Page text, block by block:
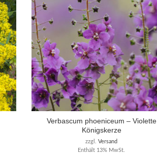
Verbascum phoeniceum – Violette
Königskerze
Enthält 13% MwSt.
zzgl.Versand